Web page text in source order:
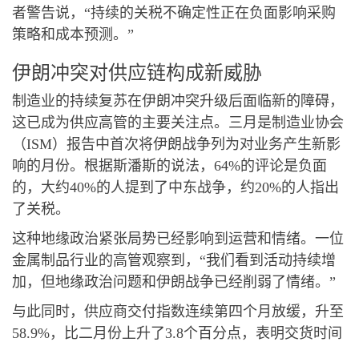
者警告说，“持续的关税不确定性正在负面影响采购
策略和成本预测。”
伊朗冲突对供应链构成新威胁
制造业的持续复苏在伊朗冲突升级后面临新的障碍，
这已成为供应高管的主要关注点。三月是制造业协会
（ISM）报告中首次将伊朗战争列为对业务产生新影
响的月份。根据斯潘斯的说法，64%的评论是负面
的，大约40%的人提到了中东战争，约20%的人指出
了关税。
这种地缘政治紧张局势已经影响到运营和情绪。一位
金属制品行业的高管观察到，“我们看到活动持续增
加，但地缘政治问题和伊朗战争已经削弱了情绪。”
与此同时，供应商交付指数连续第四个月放缓，升至
58.9%，比二月份上升了3.8个百分点，表明交货时间